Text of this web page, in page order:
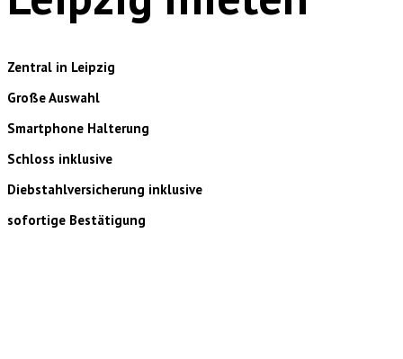
Zentral in Leipzig
Große Auswahl
Smartphone Halterung
Schloss inklusive
Diebstahlversicherung inklusive
sofortige Bestätigung